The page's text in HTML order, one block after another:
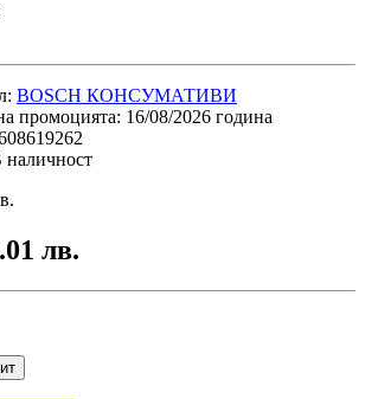
BOSCH КОНСУМАТИВИ
промоцията: 16/08/2026 година
лв.